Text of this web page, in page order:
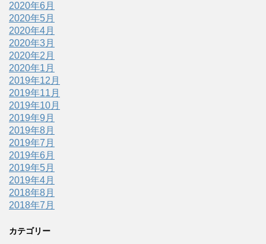
2020年6月
2020年5月
2020年4月
2020年3月
2020年2月
2020年1月
2019年12月
2019年11月
2019年10月
2019年9月
2019年8月
2019年7月
2019年6月
2019年5月
2019年4月
2018年8月
2018年7月
カテゴリー